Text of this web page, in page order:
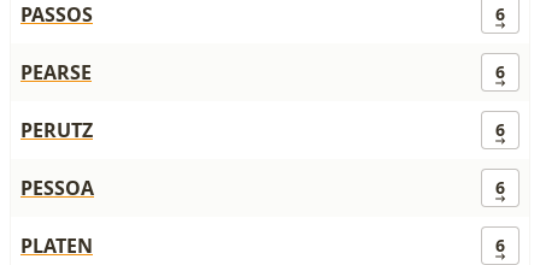
PASSOS 6
PEARSE 6
PERUTZ 6
PESSOA 6
PLATEN 6